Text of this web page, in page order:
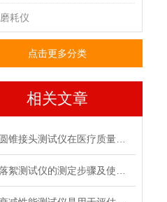
磨耗仪
点击更多分类
相关文章